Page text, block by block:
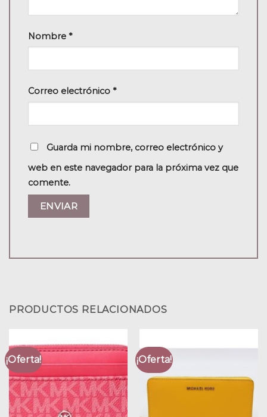
Nombre *
Correo electrónico *
Guarda mi nombre, correo electrónico y
web en este navegador para la próxima vez que
comente.
PRODUCTOS RELACIONADOS
¡Oferta! ¡Oferta!